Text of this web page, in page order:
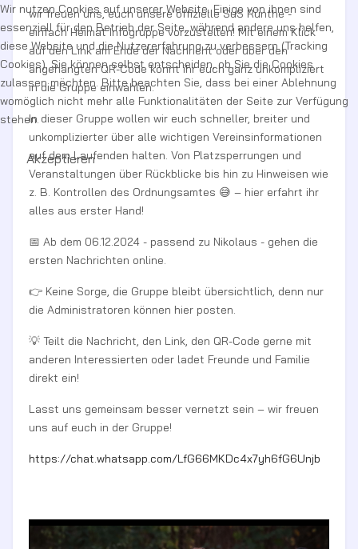
wir freuen uns, euch unsere offizielle SuS Rünthe -
einfach Heimat Infogruppe vorzustellen! Mit einem Klick
auf den Link am Ende der Nachricht oder über den
angehängten QR-Code könnt ihr euch ganz unkompliziert
in die Gruppe einwählen.
In dieser Gruppe wollen wir euch schneller, breiter und
unkomplizierter über alle wichtigen Vereinsinformationen
auf dem Laufenden halten. Von Platzsperrungen und
Veranstaltungen über Rückblicke bis hin zu Hinweisen wie
z. B. Kontrollen des Ordnungsamtes 😅 – hier erfahrt ihr
alles aus erster Hand!
📅 Ab dem 06.12.2024 - passend zu Nikolaus - gehen die
ersten Nachrichten online.
👉 Keine Sorge, die Gruppe bleibt übersichtlich, denn nur
die Administratoren können hier posten.
💡 Teilt die Nachricht, den Link, den QR-Code gerne mit
anderen Interessierten oder ladet Freunde und Familie
direkt ein!
Lasst uns gemeinsam besser vernetzt sein – wir freuen
uns auf euch in der Gruppe!
https://chat.whatsapp.com/LfG66MKDc4x7yh6fG6Unjb
Wir nutzen Cookies auf unserer Website. Einige von ihnen sind
essenziell für den Betrieb der Seite, während andere uns helfen,
diese Website und die Nutzererfahrung zu verbessern (Tracking
Cookies). Sie können selbst entscheiden, ob Sie die Cookies
zulassen möchten. Bitte beachten Sie, dass bei einer Ablehnung
womöglich nicht mehr alle Funktionalitäten der Seite zur Verfügung
stehen.
Akzeptieren